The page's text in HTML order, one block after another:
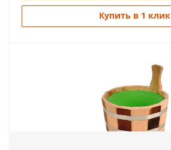
Купить в 1 клик